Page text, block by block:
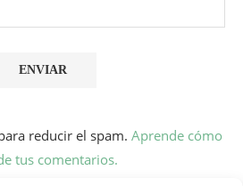
reducir el spam. Aprende cómo
tus comentarios.